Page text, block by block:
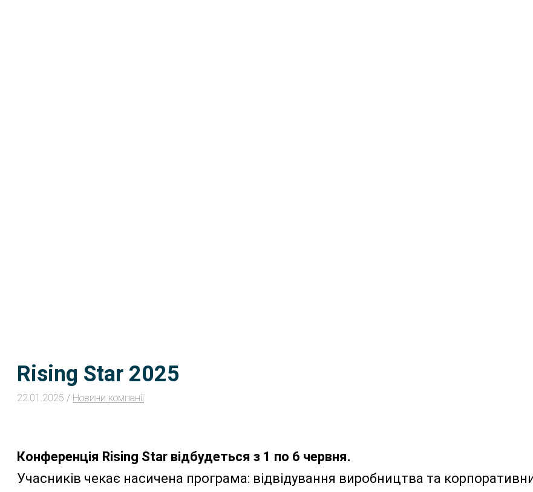
Rising Star 2025
22.01.2025 / Новини компанії
Конференція Rising Star відбудеться з 1 по 6 червня.
Учасників чекає насичена програма: відвідування виробництва та